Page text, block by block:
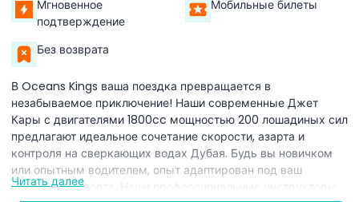
Мгновенное
подтверждение
Мобильные билеты
Без возврата
В Oceans Kings ваша поездка превращается в
незабываемое приключение! Наши современные Джет
Кары с двигателями 1800cc мощностью 200 лошадиных сил
предлагают идеальное сочетание скорости, азарта и
контроля на сверкающих водах Дубая. Будь вы новичком
или опытным водителем, опыт адаптирован под ваш
уровень комфорта. Наши профессиональные инструкторы
Читать далее